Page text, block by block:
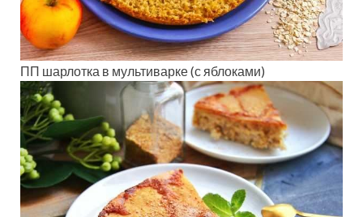
ПП шарлотка в мультиварке (с яблоками)